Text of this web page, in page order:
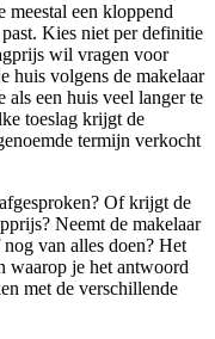
meestal een kloppend
Kies niet per definitie
wil vragen voor
huis volgens de makelaar
als een huis veel langer te
toeslag krijgt de
termijn verkocht
Of krijgt de
Neemt de makelaar
van alles doen? Het
waarop je het antwoord
met de verschillende